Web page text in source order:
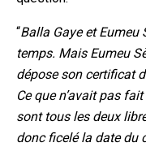
“Balla Gaye et Eumeu
temps. Mais Eumeu
dépose son certificat
Ce que n’avait pas
sont tous les deux
donc ficelé la date du